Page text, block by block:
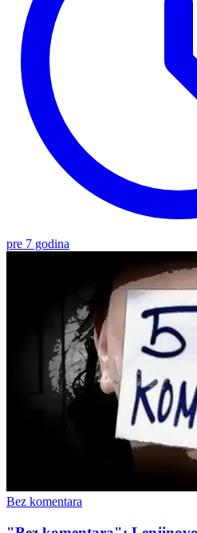
pre 7 godina
Bez komentara